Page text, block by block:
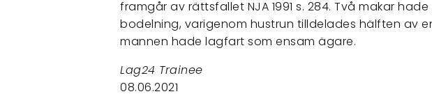
framgår av rättsfallet NJA 1991 s. 284. Två makar
bodelning, varigenom hustrun tilldelades hälften av
mannen hade lagfart som ensam ägare.
Lag24 Trainee
08.06.2021